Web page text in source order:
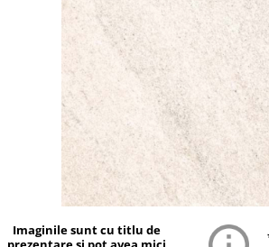
Imaginile sunt cu titlu de